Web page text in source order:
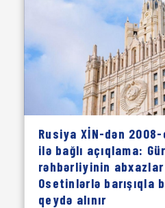
Rusiya XİN-dən
ilə bağlı açıqlama:
rəhbərliyinin abxazlar
Osetinlərlə barışıqla
qeydə alınır